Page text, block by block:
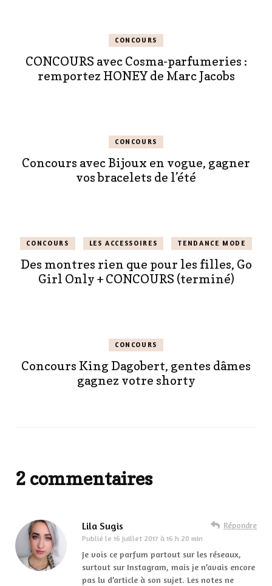
CONCOURS
CONCOURS avec Cosma-parfumeries :
remportez HONEY de Marc Jacobs
CONCOURS
Concours avec Bijoux en vogue, gagner
vos bracelets de l’été
CONCOURS LES ACCESSOIRES TENDANCE MODE
Des montres rien que pour les filles, Go
Girl Only + CONCOURS (terminé)
CONCOURS
Concours King Dagobert, gentes dâmes
gagnez votre shorty
2 commentaires
Lila Sugis
Publié le 16 juillet 2017 à 16 h 20 min
Répondre
Je vois ce parfum partout sur les réseaux,
surtout sur Instagram, mais je n’avais encore
pas lu d’article à son sujet. Les notes ne